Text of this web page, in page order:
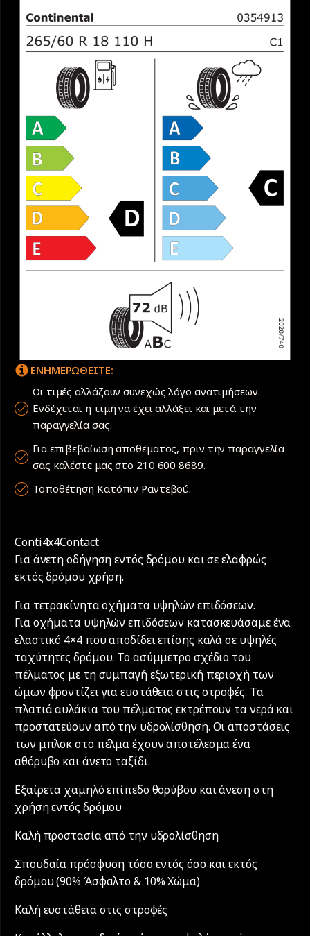
ΕΝΗΜΕΡΩΘΕΙΤΕ:
Οι τιμές αλλάζουν συνεχώς λόγο ανατιμήσεων.
Ενδέχεται η τιμή να έχει αλλάξει και μετά την
παραγγελία σας.
Για επιβεβαίωση αποθέματος, πριν την παραγγελία
σας καλέστε μας στο 210 600 8689.
Τοποθέτηση Κατόπιν Ραντεβού.
Conti4x4Contact
Για άνετη οδήγηση εντός δρόμου και σε ελαφρώς
εκτός δρόμου χρήση.
Για τετρακίνητα οχήματα υψηλών επιδόσεων.
Για οχήματα υψηλών επιδόσεων κατασκευάσαμε ένα
ελαστικό 4×4 που αποδίδει επίσης καλά σε υψηλές
ταχύτητες δρόμου. Το ασύμμετρο σχέδιο του
πέλματος με τη συμπαγή εξωτερική περιοχή των
ώμων φροντίζει για ευστάθεια στις στροφές. Τα
πλατιά αυλάκια του πέλματος εκτρέπουν τα νερά και
προστατεύουν από την υδρολίσθηση. Οι αποστάσεις
των μπλοκ στο πέλμα έχουν αποτέλεσμα ένα
αθόρυβο και άνετο ταξίδι.
Εξαίρετα χαμηλό επίπεδο θορύβου και άνεση στη
χρήση εντός δρόμου
Καλή προστασία από την υδρολίσθηση
Σπουδαία πρόσφυση τόσο εντός όσο και εκτός
δρόμου (90% Άσφαλτο & 10% Χώμα)
Καλή ευστάθεια στις στροφές